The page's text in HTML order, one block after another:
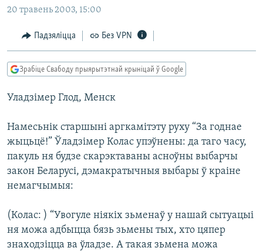
да
навігацыі
Перайсьці
да
ПАЛІТЫКА
ЭКАНОМІКА
БЕЛАРУСЫ НА ВАЙНЕ
ПАЛІТВЯЗЬНІ
КУЛЬТУРА
КАЛЯНДАР
ГІСТОРЫЯ НА СВАБОДЗЕ
ПАДКАСТЫ
АЎДЫЁКНІГІ
PREMIUM
НА ХВАЛЯХ СВАБОДЫ
ПАДЗЯЛІЦЦА ІНФАРМАЦЫЯЙ
RSS
ПАДКАСТЫ
TWITTER
Усе сайты РС/РСЭ
20 травень 2003, 15:00
Падзяліцца Без VPN
Зрабіце Свабоду прыярытэтнай крыніцай ў Google
Уладзімер Глод, Менск
Намесьнік старшыні аргкамітэту руху “За годнае
жыцьцё!” Ўладзімер Колас упэўнены: да таго часу,
пакуль ня будзе скарэктаваны асноўны выбарчы
закон Беларусі, дэмакратычныя выбары ў краіне
немагчымыя:
(Колас: ) “Увогуле ніякіх зьменаў у нашай сытуацыі
ня можа адбыцца бязь зьмены тых, хто цяпер
знаходзіцца ва ўладзе. А такая зьмена можа